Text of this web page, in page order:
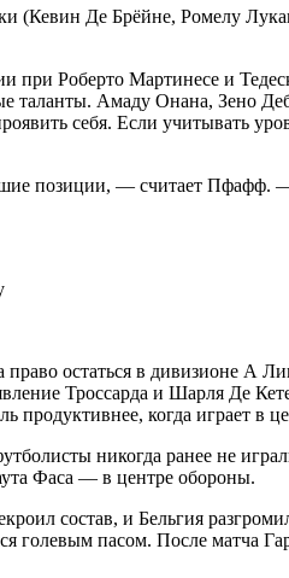
(Кевин Де Брёйне, Ромелу
при Роберто Мартинесе и
таланты. Амаду Онана, Зено
себя. Если учитывать
позиции, — считает
остаться в дивизионе А
Троссарда и Шарля Де
когда играет в
никогда ранее не
Фаса — в центре обороны.
состав, и Бельгия
голевым пасом. После матча